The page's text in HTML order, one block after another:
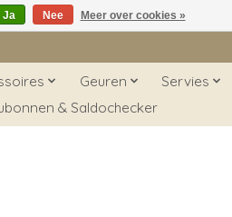
Geuren Servies
& Saldochecker
Ja Nee Meer over cookies »